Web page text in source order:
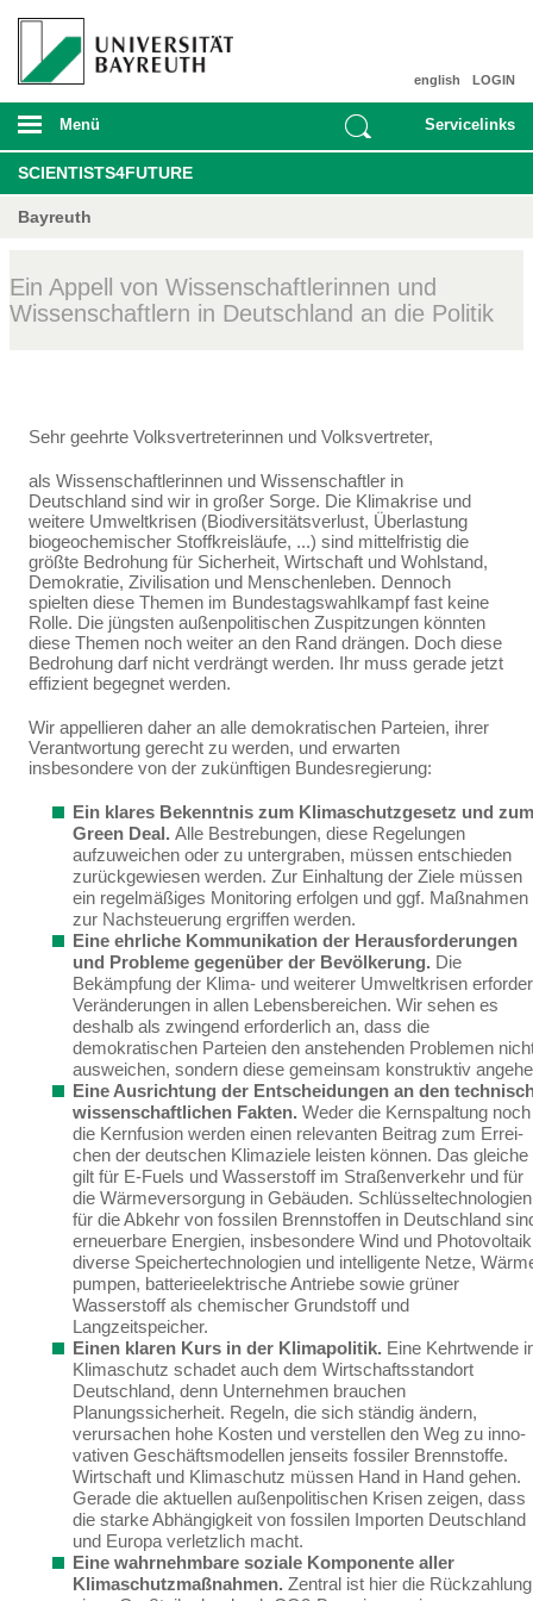
LOGIN
english
Menü Servicelinks
SCIENTISTS4FUTURE
Bayreuth
Ein Appell von Wissenschaftlerinnen und
Wissenschaftlern in Deutschland an die Politik
Sehr geehrte Volksvertreterinnen und Volksvertreter,
als Wissenschaftlerinnen und Wissenschaftler in
Deutschland sind wir in großer Sorge. Die Klima­krise und
weitere Umweltkrisen (Biodiversitätsverlust, Überlastung
biogeochemischer Stoffkreisläu­fe, ...) sind mittelfristig die
größte Bedrohung für Sicherheit, Wirtschaft und Wohlstand,
Demokratie, Zivilisation und Menschenleben. Dennoch
spielten diese Themen im Bundestagswahlkampf fast keine
Rolle. Die jüngsten außenpolitischen Zuspitzungen könnten
diese Themen noch weiter an den Rand drängen. Doch diese
Bedrohung darf nicht verdrängt werden. Ihr muss gerade jetzt
effi­zient begegnet werden.
Wir appellieren daher an alle demokratischen Parteien, ihrer
Verantwortung gerecht zu werden, und erwarten
insbesondere von der zukünftigen Bundesregierung:
Ein klares Bekenntnis zum Klimaschutzgesetz und zum
Green Deal. Alle Bestrebun­gen, diese Regelungen
aufzuweichen oder zu untergraben, müssen entschieden
zurückge­wiesen werden. Zur Einhaltung der Ziele müssen
ein regelmäßiges Monitoring erfolgen und ggf. Maßnahmen
zur Nachsteuerung ergriffen werden.
Eine ehrliche Kommunikation der Herausforderungen
und Probleme gegenüber der Bevölkerung. Die
Bekämpfung der Klima- und weiterer Umweltkrisen
Verände­rungen in allen Lebensbereichen. Wir sehen es
deshalb als zwingend erforderlich an, dass die
demokratischen Parteien den anstehenden Problemen
ausweichen, sondern diese gemeinsam konstruktiv
Eine Ausrichtung der Entscheidungen an den
wissenschaftlichen Fakten. Weder die Kernspaltung noch
die Kernfusion werden einen relevanten Beitrag zum Errei­
chen der deutschen Klimaziele leisten können. Das gleiche
gilt für E-Fuels und Wasserstoff im Straßenverkehr und für
die Wärmeversorgung in Gebäuden. Schlüsseltechnologien
für die Abkehr von fossilen Brennstoffen in Deutschland
erneuerbare Energien, insbeson­dere Wind und
diverse Speichertechnologien und intelligente Netze,
pumpen, batterieelektrische Antriebe sowie grüner
Wasserstoff als chemischer Grundstoff und
Langzeitspeicher.
Einen klaren Kurs in der Klimapolitik. Eine Kehrtwende
Klimaschutz schadet auch dem Wirtschaftsstandort
Deutschland, denn Unternehmen brauchen
Planungssicherheit. Regeln, die sich ständig ändern,
verursachen hohe Kosten und verstellen den Weg zu inno­
vativen Geschäftsmodellen jenseits fossiler Brennstoffe.
Wirtschaft und Klimaschutz müs­sen Hand in Hand gehen.
Gerade die aktuellen außenpolitischen Krisen zeigen, dass
die starke Abhängigkeit von fossilen Importen Deutschland
und Europa verletzlich macht.
Eine wahrnehmbare soziale Komponente aller
Klimaschutzmaßnahmen. Zentral ist hier die Rückzahlung